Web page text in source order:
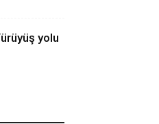
yolu